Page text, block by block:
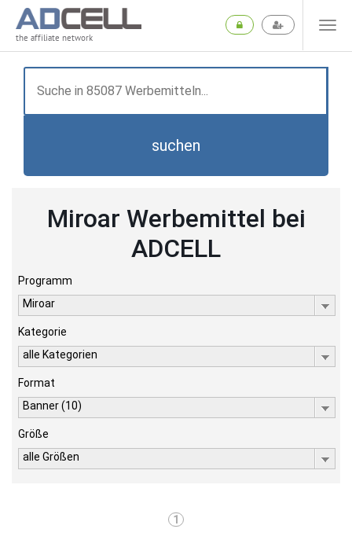
the affiliate network
suchen
Miroar Werbemittel bei
ADCELL
Programm
Miroar
Kategorie
alle Kategorien
Format
Banner (10)
Größe
alle Größen
1